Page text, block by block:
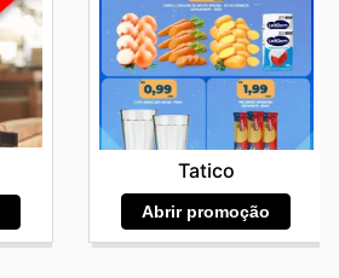
Tatico
Abrir promoção